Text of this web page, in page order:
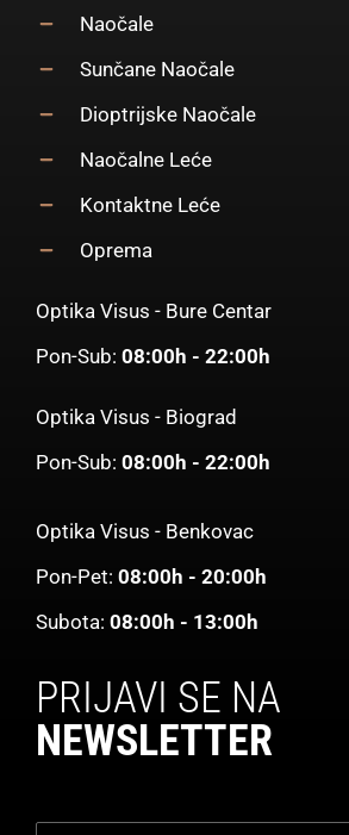
Naočale
Sunčane Naočale
Dioptrijske Naočale
Naočalne Leće
Kontaktne Leće
Oprema
Optika Visus - Bure Centar
Pon-Sub: 08:00h - 22:00h
Optika Visus - Biograd
Pon-Sub: 08:00h - 22:00h
Optika Visus - Benkovac
Pon-Pet: 08:00h - 20:00h
Subota: 08:00h - 13:00h
PRIJAVI SE NA
NEWSLETTER